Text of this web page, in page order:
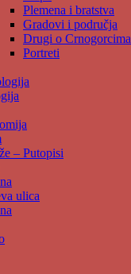
Plemena i bratstva
Gradovi i područja
Drugi o Crnogorcima
Portreti
– Putopisi
ulica